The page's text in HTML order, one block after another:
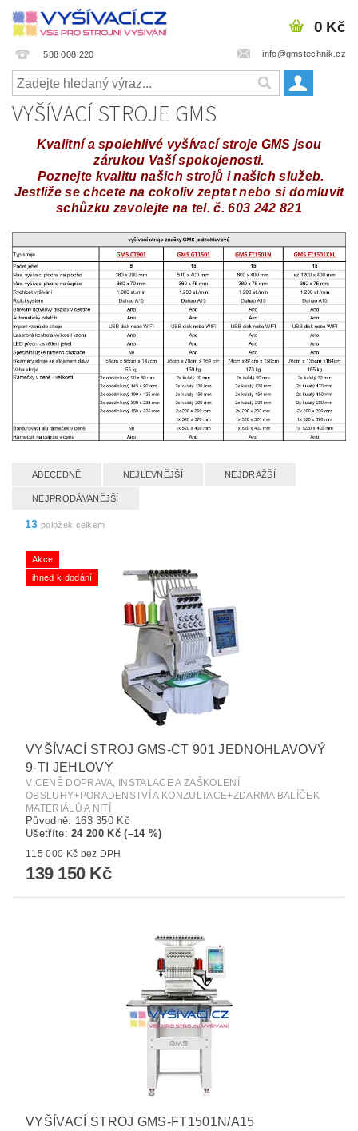
588 008 220 info@gmstechnik.cz
0 Kč
VYŠÍVACÍ STROJE GMS
Kvalitní a spolehlivé vyšívací stroje GMS jsou
zárukou Vaší spokojenosti.
Poznejte kvalitu našich strojů i našich služeb.
Jestliže se chcete na cokoliv zeptat nebo si domluvit
schůzku zavolejte na tel. č. 603 242 821
ABECEDNĚ NEJLEVNĚJŠÍ NEJDRAŽŠÍ
NEJPRODÁVANĚJŠÍ
13 položek celkem
Akce
ihned k dodání
VYŠÍVACÍ STROJ GMS-CT 901 JEDNOHLAVOVÝ
9-TI JEHLOVÝ
V CENĚ DOPRAVA, INSTALACE A ZAŠKOLENÍ
OBSLUHY+PORADENSTVÍ A KONZULTACE+ZDARMA BALÍČEK
MATERIÁLŮ A NITÍ
Původně: 163 350 Kč
Ušetříte:24 200 Kč (–14 %)
115 000 Kč bez DPH
139 150 Kč
VYŠÍVACÍ STROJ GMS-FT1501N/A15